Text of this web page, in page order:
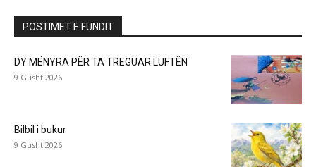
POSTIMET E FUNDIT
DY MËNYRA PËR TA TREGUAR LUFTËN
9 Gusht 2026
Bilbil i bukur
9 Gusht 2026